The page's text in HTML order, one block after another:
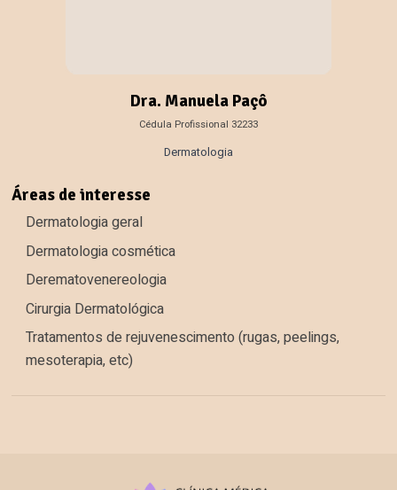
Dra. Manuela Paçô
Cédula Profissional 32233
Dermatologia
Áreas de interesse
Dermatologia geral
Dermatologia cosmética
Derematovenereologia
Cirurgia Dermatológica
Tratamentos de rejuvenescimento (rugas, peelings,
mesoterapia, etc)